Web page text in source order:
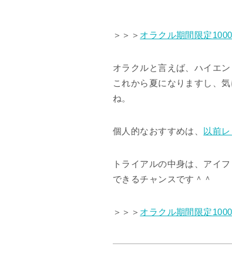
＞＞＞ オラクル期間限定
オラクルと言えば、ハイエ
これから夏になりますし、
ね。
個人的なおすすめは、 以前
トライアルの中身は、アイ
できるチャンスです＾＾
＞＞＞ オラクル期間限定